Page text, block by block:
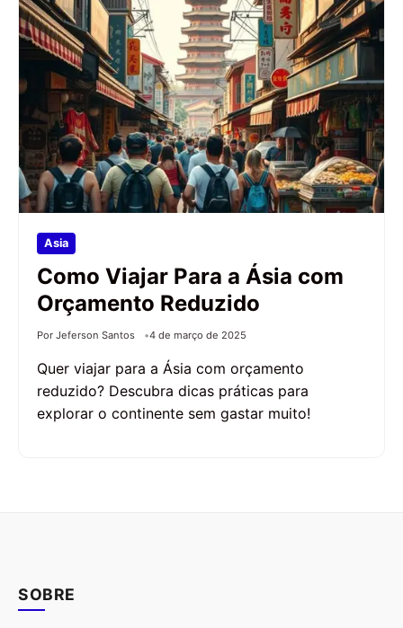
Asia
Como Viajar Para a Ásia com
Orçamento Reduzido
Por Jeferson Santos 4 de março de 2025
Quer viajar para a Ásia com orçamento
reduzido? Descubra dicas práticas para
explorar o continente sem gastar muito!
SOBRE